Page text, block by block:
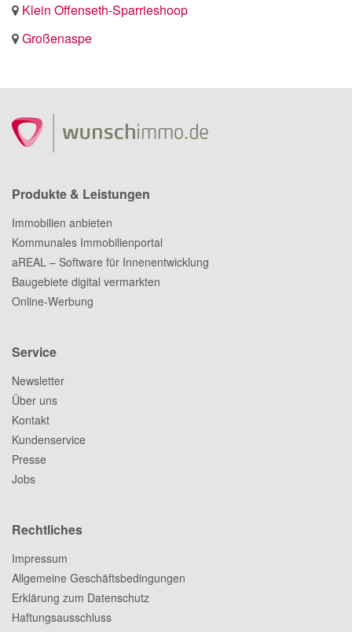
Klein Offenseth-Sparrieshoop
Großenaspe
Produkte & Leistungen
Immobilien anbieten
Kommunales Immobilienportal
aREAL – Software für Innenentwicklung
Baugebiete digital vermarkten
Online-Werbung
Service
Newsletter
Über uns
Kontakt
Kundenservice
Presse
Jobs
Rechtliches
Impressum
Allgemeine Geschäftsbedingungen
Erklärung zum Datenschutz
Haftungsausschluss